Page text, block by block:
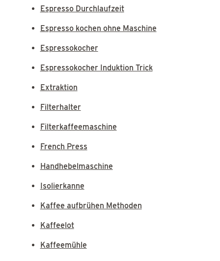
Espresso Durchlaufzeit
Espresso kochen ohne Maschine
Espressokocher
Espressokocher Induktion Trick
Extraktion
Filterhalter
Filterkaffeemaschine
French Press
Handhebelmaschine
Isolierkanne
Kaffee aufbrühen Methoden
Kaffeelot
Kaffeemühle